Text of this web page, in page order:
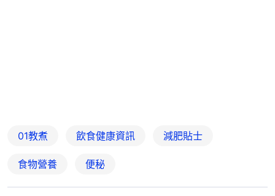
01教煮 飲食健康資訊 減肥貼士
食物營養 便秘